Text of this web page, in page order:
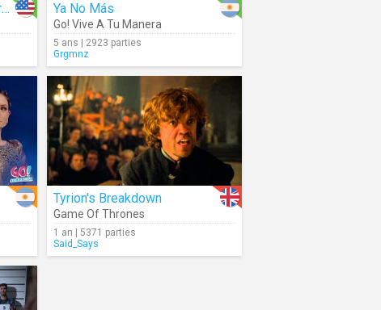
How Donald Trump Answers A Question Ya No Más
Go! Vive A Tu Manera
5 ans | 2923 parties
Grgmnz
Tyrion's Breakdown
Game Of Thrones
1 an | 5371 parties
Said_Says